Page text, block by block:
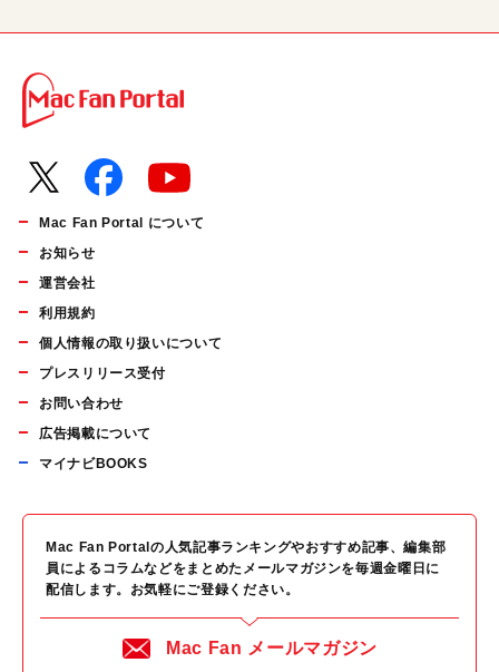
Mac Fan Portal について
お知らせ
運営会社
利用規約
個人情報の取り扱いについて
プレスリリース受付
お問い合わせ
広告掲載について
マイナビBOOKS
Mac Fan Portalの人気記事ランキングやおすすめ記事、編集部
員によるコラムなどをまとめたメールマガジンを毎週金曜日に
配信します。お気軽にご登録ください。
Mac Fan メールマガジン